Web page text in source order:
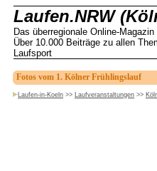
Laufen.NRW
Das überregionale Online-
Über 10.000 Beiträge zu allen
Laufsport
Fotos vom 1. Kölner Frühlingslauf
Laufen-in-Koeln >> Laufveranstaltungen >>